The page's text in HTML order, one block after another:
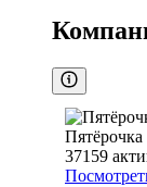
Пятёрочка
37159